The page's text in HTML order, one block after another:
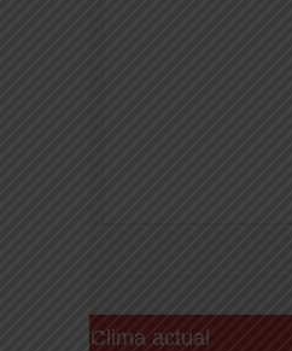
Clima actual